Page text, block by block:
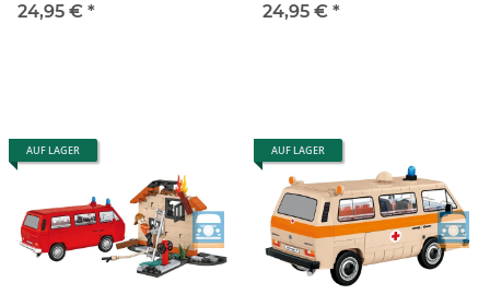
24,95 € *
24,95 € *
AUF LAGER AUF LAGER